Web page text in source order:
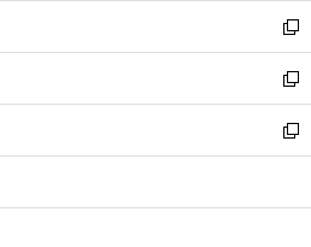
く
で
開
く
ド
ウ
で
開
く
ィ
ン
ド
ウ
で
開
し
い
ウ
ィ
ン
ド
ウ
開
新
し
い
ウ
ィ
ン
ウ
新
し
い
ウ
ン
新
し
ウ